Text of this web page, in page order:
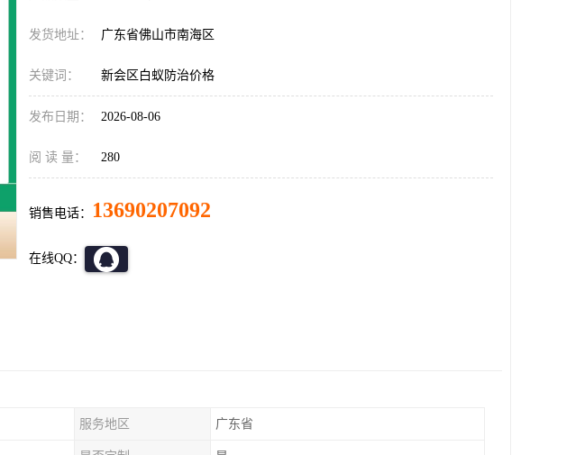
发货地址： 广东省佛山市南海区
关键词： 新会区白蚁防治价格
发布日期： 2026-08-06
阅 读 量： 280
销售电话： 13690207092
在线QQ：
服务地区 广东省